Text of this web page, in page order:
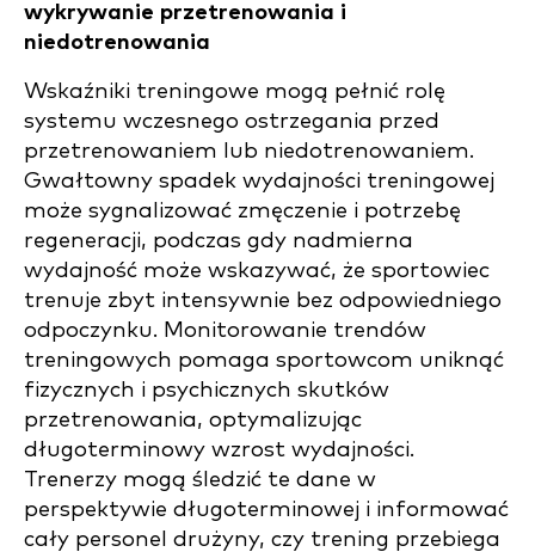
wykrywanie przetrenowania i
niedotrenowania
Wskaźniki treningowe mogą pełnić rolę
systemu wczesnego ostrzegania przed
przetrenowaniem lub niedotrenowaniem.
Gwałtowny spadek wydajności treningowej
może sygnalizować zmęczenie i potrzebę
regeneracji, podczas gdy nadmierna
wydajność może wskazywać, że sportowiec
trenuje zbyt intensywnie bez odpowiedniego
odpoczynku. Monitorowanie trendów
treningowych pomaga sportowcom uniknąć
fizycznych i psychicznych skutków
przetrenowania, optymalizując
długoterminowy wzrost wydajności.
Trenerzy mogą śledzić te dane w
perspektywie długoterminowej i informować
cały personel drużyny, czy trening przebiega